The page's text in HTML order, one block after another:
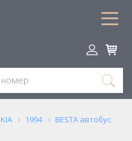
KIA 1994
BESTA автобус